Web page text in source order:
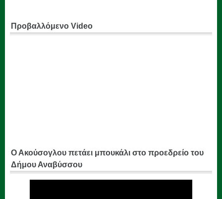
Προβαλλόμενο Video
Ο Ακούσογλου πετάει μπουκάλι στο προεδρείο του
Δήμου Αναβύσσου